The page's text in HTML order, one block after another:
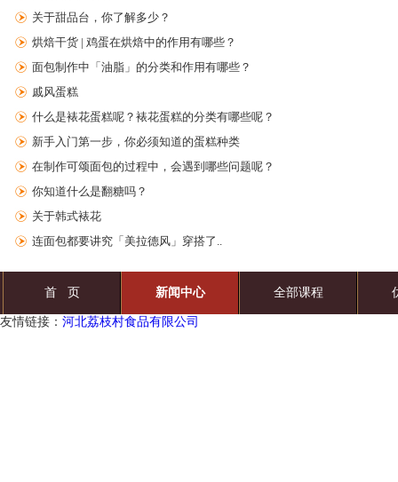
关于甜品台，你了解多少？
烘焙干货 | 鸡蛋在烘焙中的作用有哪些？
面包制作中「油脂」的分类和作用有哪些？
戚风蛋糕
什么是裱花蛋糕呢？裱花蛋糕的分类有哪些呢？
新手入门第一步，你必须知道的蛋糕种类
在制作可颂面包的过程中，会遇到哪些问题呢？
你知道什么是翻糖吗？
关于韩式裱花
连面包都要讲究「美拉德风」穿搭了..
全部课程
新闻中心
首 页
友情链接： 河北荔枝村食品有限公司